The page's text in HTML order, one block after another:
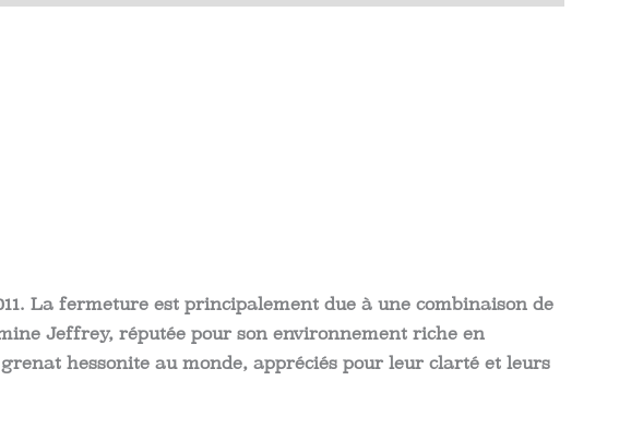
La fermeture est principalement due à une combinaison de
Jeffrey, réputée pour son environnement riche en
hessonite au monde, appréciés pour leur clarté et leurs